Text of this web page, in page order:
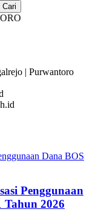
| Purwantoro
Penggunaan
Tahun 2026